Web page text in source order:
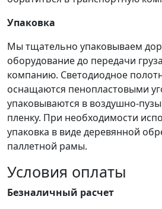
Упаковка
Мы тщательно упаковываем
оборудование до передачи
компанию. Светодиодное
оснащаются пенопластовыми
упаковываются в воздушно-
пленку. При необходимости
упаковка в виде деревянной
паллетной рамы.
Условия оплаты
Безналичный расчет